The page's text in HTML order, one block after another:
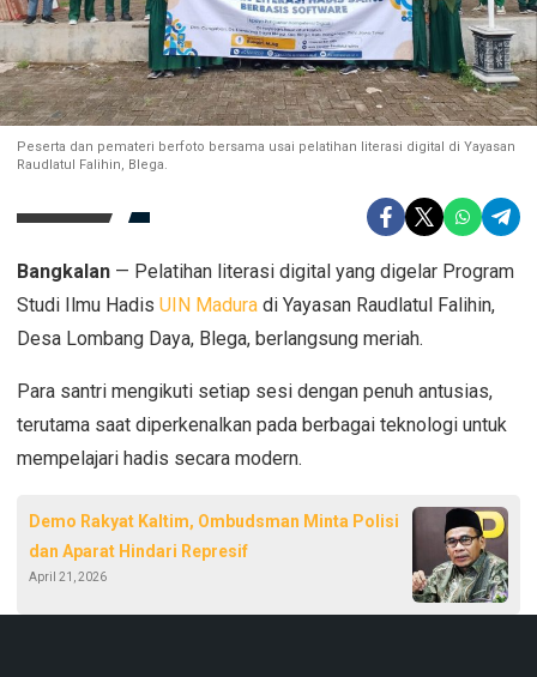
Peserta dan pemateri berfoto bersama usai pelatihan literasi digital di Yayasan
Raudlatul Falihin, Blega.
Bangkalan — Pelatihan literasi digital yang digelar Program
Studi Ilmu Hadis UIN Madura di Yayasan Raudlatul Falihin,
Desa Lombang Daya, Blega, berlangsung meriah.
Para santri mengikuti setiap sesi dengan penuh antusias,
terutama saat diperkenalkan pada berbagai teknologi untuk
mempelajari hadis secara modern.
Demo Rakyat Kaltim, Ombudsman Minta Polisi
dan Aparat Hindari Represif
April 21, 2026